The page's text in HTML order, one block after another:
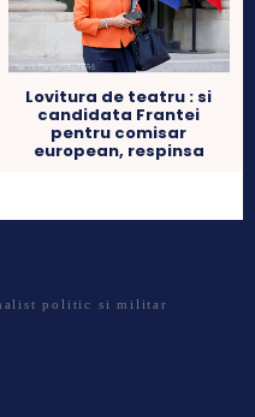
Lovitura de teatru : si
candidata Frantei
pentru comisar
european, respinsa
politic si militar